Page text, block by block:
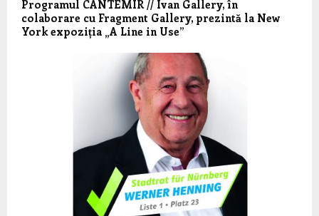
Programul CANTEMIR // Ivan Gallery, în
colaborare cu Fragment Gallery, prezintă la New
York expoziția „A Line in Use”